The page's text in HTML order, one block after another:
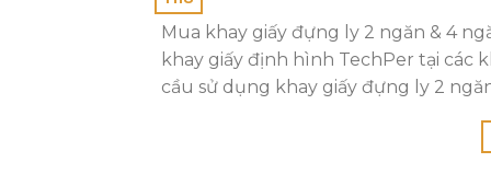
Mua khay giấy đựng ly 2 ngăn & 4
khay giấy định hình TechPer tại các
cầu sử dụng khay giấy đựng ly 2